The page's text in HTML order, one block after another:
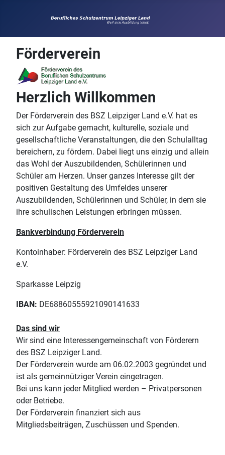
Förderverein
Herzlich Willkommen
Der Förderverein des BSZ Leipziger Land e.V. hat es
sich zur Aufgabe gemacht, kulturelle, soziale und
gesellschaftliche Veranstaltungen, die den Schulalltag
bereichern, zu fördern. Dabei liegt uns einzig und allein
das Wohl der Auszubildenden, Schülerinnen und
Schüler am Herzen. Unser ganzes Interesse gilt der
positiven Gestaltung des Umfeldes unserer
Auszubildenden, Schülerinnen und Schüler, in dem sie
ihre schulischen Leistungen erbringen müssen.
Bankverbindung Förderverein
Kontoinhaber: Förderverein des BSZ Leipziger Land
e.V.
Sparkasse Leipzig
IBAN: DE68860555921090141633
Das sind wir
Wir sind eine Interessengemeinschaft von Förderern
des BSZ Leipziger Land.
Der Förderverein wurde am 06.02.2003 gegründet und
ist als gemeinnütziger Verein eingetragen.
Bei uns kann jeder Mitglied werden – Privatpersonen
oder Betriebe.
Der Förderverein finanziert sich aus
Mitgliedsbeiträgen, Zuschüssen und Spenden.